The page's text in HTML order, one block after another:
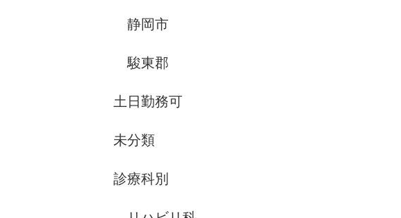
静岡市
駿東郡
土日勤務可
未分類
診療科別